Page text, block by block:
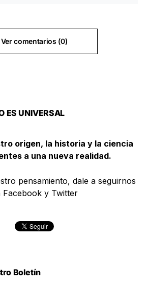
Ver comentarios (0)
ES UNIVERSAL
origen, la historia y la ciencia
a una nueva realidad.
pensamiento, dale a seguirnos
Facebook y Twitter
Boletín